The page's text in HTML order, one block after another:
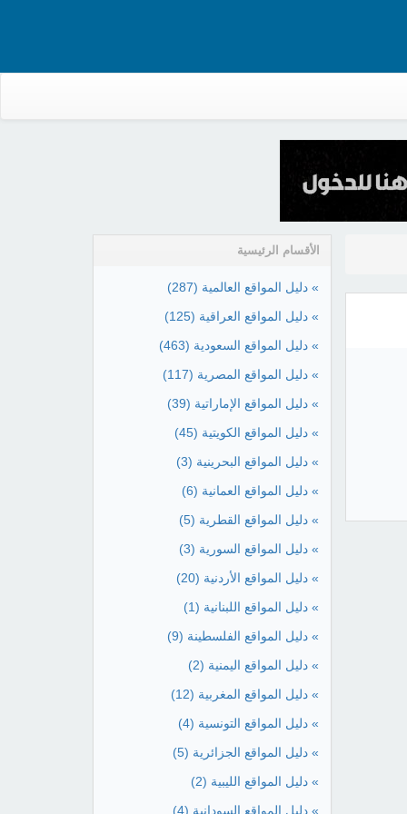
الأقسام الرئيسية
» دليل المواقع العالمية (287)
» دليل المواقع العراقية (125)
» دليل المواقع السعودية (463)
» دليل المواقع المصرية (117)
» دليل المواقع الإماراتية (39)
» دليل المواقع الكويتية (45)
» دليل المواقع البحرينية (3)
» دليل المواقع العمانية (6)
» دليل المواقع القطرية (5)
» دليل المواقع السورية (3)
» دليل المواقع الأردنية (20)
» دليل المواقع اللبنانية (1)
» دليل المواقع الفلسطينة (9)
» دليل المواقع اليمنية (2)
» دليل المواقع المغربية (12)
» دليل المواقع التونسية (4)
» دليل المواقع الجزائرية (5)
» دليل المواقع الليبية (2)
» دليل المواقع السودانية (4)